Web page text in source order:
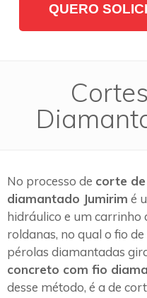
QUERO
No processo de corte
diamantado Jumirim é
hidráulico e um carrinho
roldanas, no qual o fio
pérolas diamantadas
concreto com fio
desse método, é a de